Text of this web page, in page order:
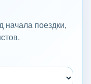
начала поездки,